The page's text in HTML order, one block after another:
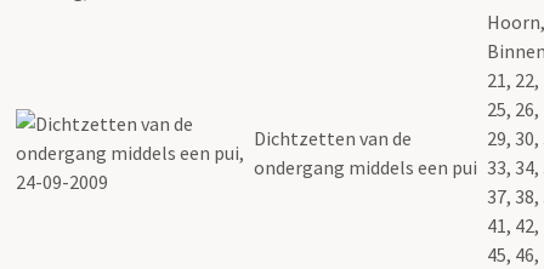
Dichtzetten van de
ondergang middels een pui
Hoorn,
21,
25,
29,
33, 34,
37, 38,
41,
45,